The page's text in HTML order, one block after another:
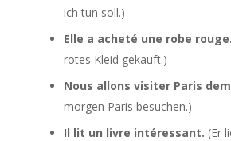
ich tun soll.)
Elle a acheté une robe rouge.
rotes Kleid gekauft.)
Nous allons visiter Paris
morgen Paris besuchen.)
Il lit un livre intéressant. (Er